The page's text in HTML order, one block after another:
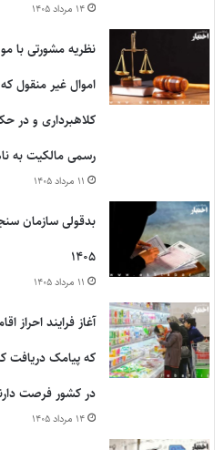
۱۴ مرداد ۱۴۰۵
نظریه مشورتی با
اموال غیر منقول
کلاهبرداری و در
رسمی مالکیت به
۱۱ مرداد ۱۴۰۵
بدقولی سازمان
۱۴۰۵
۱۱ مرداد ۱۴۰۵
آغاز فرایند احراز
که پیامک دریافت
در کشور فرصت
۱۴ مرداد ۱۴۰۵